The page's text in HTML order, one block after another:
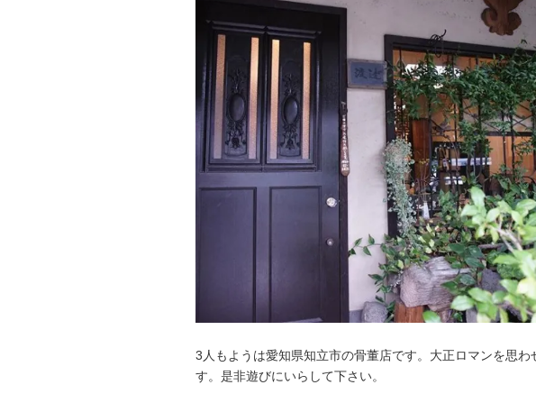
3人もようは愛知県知立市の骨董店です。大正ロマンを思
す。是非遊びにいらして下さい。